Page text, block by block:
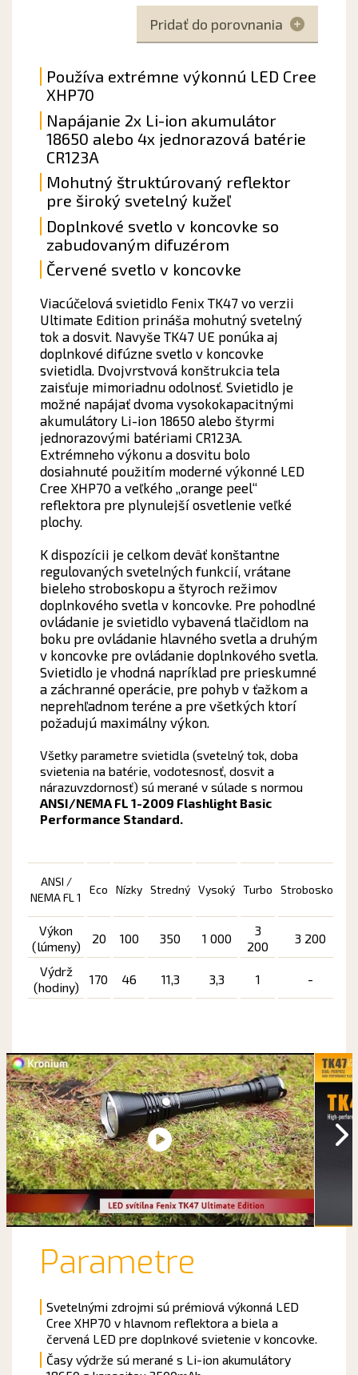
Pridať do porovnania
Používa extrémne výkonnú LED Cree
XHP70
Napájanie 2x Li-ion akumulátor
18650 alebo 4x jednorazová batérie
CR123A
Mohutný štruktúrovaný reflektor
pre široký svetelný kužeľ
Doplnkové svetlo v koncovke so
zabudovaným difuzérom
Červené svetlo v koncovke
Viacúčelová svietidlo Fenix TK47 vo verzii
Ultimate Edition prináša mohutný svetelný
tok a dosvit. Navyše TK47 UE ponúka aj
doplnkové difúzne svetlo v koncovke
svietidla. Dvojvrstvová konštrukcia tela
zaisťuje mimoriadnu odolnosť. Svietidlo je
možné napájať dvoma vysokokapacitnými
akumulátory Li-ion 18650 alebo štyrmi
jednorazovými batériami CR123A.
Extrémneho výkonu a dosvitu bolo
dosiahnuté použitím moderné výkonné LED
Cree XHP70 a veľkého „orange peel“
reflektora pre plynulejší osvetlenie veľké
plochy.
K dispozícii je celkom deväť konštantne
regulovaných svetelných funkcií, vrátane
bieleho stroboskopu a štyroch režimov
doplnkového svetla v koncovke. Pre pohodlné
ovládanie je svietidlo vybavená tlačidlom na
boku pre ovládanie hlavného svetla a druhým
v koncovke pre ovládanie doplnkového svetla.
Svietidlo je vhodná napríklad pre prieskumné
a záchranné operácie, pre pohyb v ťažkom a
neprehľadnom teréne a pre všetkých ktorí
požadujú maximálny výkon.
Všetky parametre svietidla (svetelný tok, doba
svietenia na batérie, vodotesnosť, dosvit a
nárazuvzdornosť) sú merané v súlade s normou
ANSI/NEMA FL 1-2009 Flashlight Basic
Performance Standard.
ANSI /
NEMA FL 1
Eco Nízky Stredný Vysoký Turbo Stroboskop
Výkon
(lúmeny)
20 100 350 1 000
3
200
3 200
Výdrž
(hodiny)
170 46 11,3 3,3 1 -
Parametre
Svetelnými zdrojmi sú prémiová výkonná LED
Cree XHP70 v hlavnom reflektora a biela a
červená LED pre doplnkové svietenie v koncovke.
Časy výdrže sú merané s Li-ion akumulátory